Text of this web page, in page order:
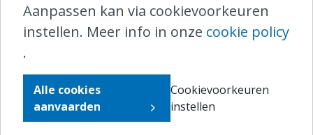
Koning Albert II-laan 8/5
1000 Brussel
T
T+32 2 221 04 10 (buitenland)
klachten@ombudsrail.be
Navigeer
Aanpassen kan via cookievoorkeuren
instellen. Meer info in onze cookie policy
.
Alle cookies
aanvaarden
Cookievoorkeuren
instellen